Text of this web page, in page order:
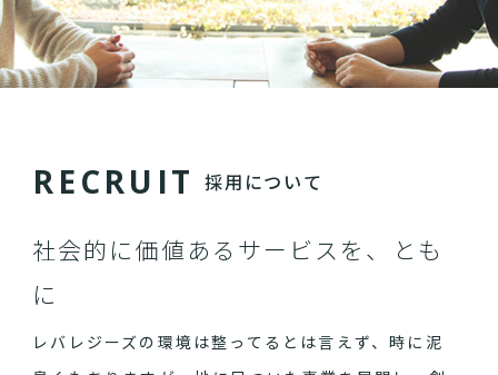
RECRU IT 採用について
社会的に価値あるサービスを、とも
に
レバレジーズの環境は整ってるとは言えず、時に泥